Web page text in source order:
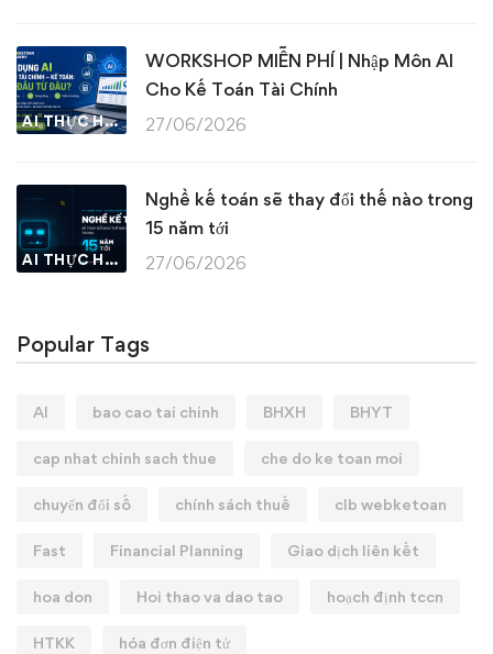
AI THỰC HÀNH
WORKSHOP MIỄN PHÍ | Nhập Môn AI
Cho Kế Toán Tài Chính
27/06/2026
AI THỰC HÀNH
Nghề kế toán sẽ thay đổi thế nào trong
15 năm tới
27/06/2026
Popular Tags
AI bao cao tai chinh BHXH BHYT
cap nhat chinh sach thue che do ke toan moi
chuyển đổi số chính sách thuế clb webketoan
Fast Financial Planning Giao dịch liên kết
hoa don Hoi thao va dao tao hoạch định tccn
HTKK hóa đơn điện tử